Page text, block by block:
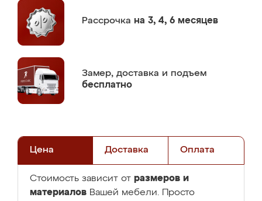
Рассрочка на 3, 4, 6 месяцев
Замер, доставка и подъем
бесплатно
Цена Доставка Оплата
Стоимость зависит от размеров и
материалов Вашей мебели. Просто